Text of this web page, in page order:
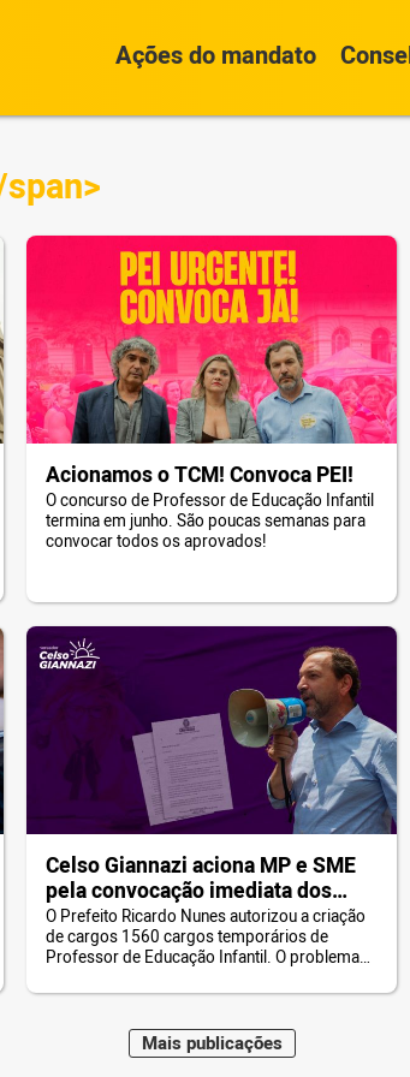
Ações do mandato
Acionamos o TCM! Convoca PEI!
O concurso de Professor de Educação Infantil
termina em junho. São poucas semanas para
convocar todos os aprovados!
Celso Giannazi aciona MP e SME
pela convocação imediata dos
concursados da Educação
O Prefeito Ricardo Nunes autorizou a criação
de cargos 1560 cargos temporários de
Professor de Educação Infantil. O problema
prestaram concursos aguardam há anos uma
vencem em dezembro. Ou seja, os
concursados têm pressa! “A movimentação
Maispublicações